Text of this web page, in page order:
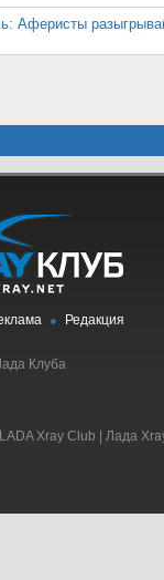
Аферисты
Редакция
Клуба
Xray Club | Лада